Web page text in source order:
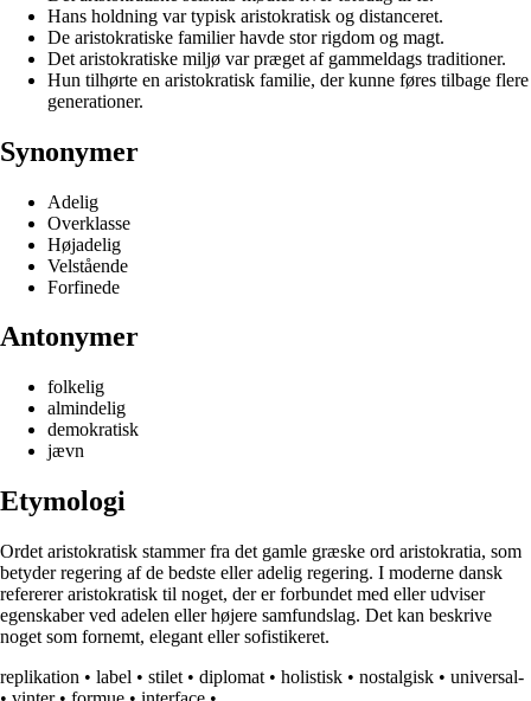
Hans holdning var typisk aristokratisk og distanceret.
De aristokratiske familier havde stor rigdom og magt.
Det aristokratiske miljø var præget af gammeldags traditioner.
Hun tilhørte en aristokratisk familie, der kunne føres tilbage flere
generationer.
Synonymer
Adelig
Overklasse
Højadelig
Velstående
Forfinede
Antonymer
folkelig
almindelig
demokratisk
jævn
Etymologi
Ordet aristokratisk stammer fra det gamle græske ord aristokratia, som
betyder regering af de bedste eller adelig regering. I moderne dansk
refererer aristokratisk til noget, der er forbundet med eller udviser
egenskaber ved adelen eller højere samfundslag. Det kan beskrive
noget som fornemt, elegant eller sofistikeret.
replikation • label • stilet • diplomat • holistisk • nostalgisk • universal-